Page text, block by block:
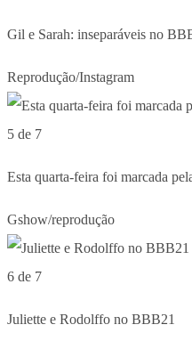
Gil e Sarah: inseparáveis no
Reprodução/Instagram
5 de 7
Esta quarta-feira foi marcada
Gshow/reprodução
6 de 7
Juliette e Rodolffo no BBB21